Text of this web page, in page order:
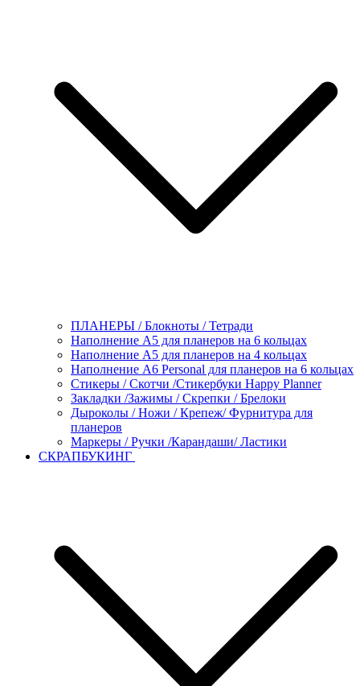
ПЛАНЕРЫ / Блокноты / Тетради
Наполнение А5 для планеров на 6 кольцах
Наполнение А5 для планеров на 4 кольцах
Наполнение А6 Personal для планеров на 6 кольцах
Стикеры / Скотчи /Стикербуки Happy Planner
Закладки /Зажимы / Скрепки / Брелоки
Дыроколы / Ножи / Крепеж/ Фурнитура для
планеров
Маркеры / Ручки /Карандаши/ Ластики
СКРАПБУКИНГ